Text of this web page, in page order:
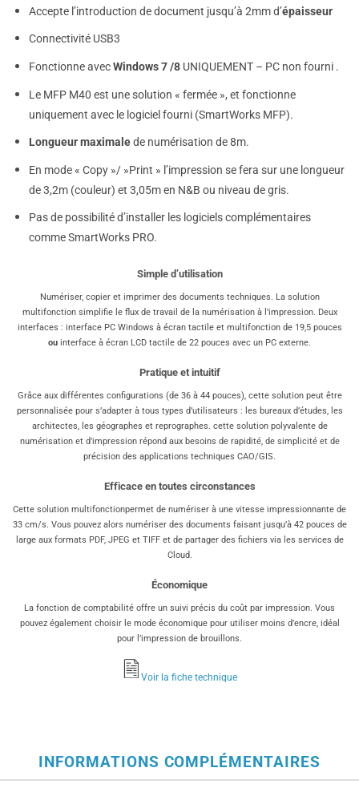
Accepte l’introduction de document jusqu’à 2mm d’épaisseur
Connectivité USB3
Fonctionne avecWindows 7 /8UNIQUEMENT – PC non fourni .
Le MFP M40 est une solution « fermée », et fonctionne
uniquement avec le logiciel fourni (SmartWorks MFP).
Longueur maximalede numérisation de 8m.
En mode « Copy »/ »Print » l’impression se fera sur une longueur
de 3,2m (couleur) et 3,05m en N&B ou niveau de gris.
Pas de possibilité d’installer les logiciels complémentaires
comme SmartWorks PRO.
Simple d’utilisation
Numériser, copier et imprimer des documents techniques. La solution
multifonction simplifie le flux de travail de la numérisation à l’impression. Deux
interfaces : interface PC Windows à écran tactile et multifonction de 19,5 pouces
ou interface à écran LCD tactile de 22 pouces avec un PC externe.
Pratique et intuitif
Grâce aux différentes configurations (de 36 à 44 pouces), cette solution peut être
personnalisée pour s’adapter à tous types d’utilisateurs : les bureaux d’études, les
architectes, les géographes et reprographes. cette solution polyvalente de
numérisation et d’impression répond aux besoins de rapidité, de simplicité et de
précision des applications techniques CAO/GIS.
Efficace en toutes circonstances
Cette solution multifonctionpermet de numériser à une vitesse impressionnante de
33 cm/s. Vous pouvez alors numériser des documents faisant jusqu’à 42 pouces de
large aux formats PDF, JPEG et TIFF et de partager des fichiers via les services de
Cloud.
Économique
La fonction de comptabilité offre un suivi précis du coût par impression. Vous
pouvez également choisir le mode économique pour utiliser moins d’encre, idéal
pour l’impression de brouillons.
Voir la fiche technique
INFORMATIONS COMPLÉMENTAIRES